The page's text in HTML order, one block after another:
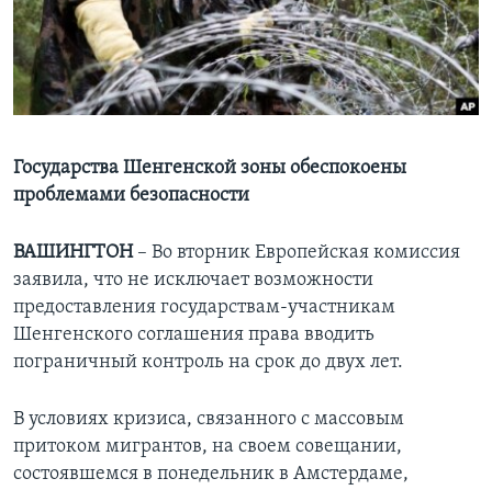
Learning English
СОЦИАЛЬНЫЕ СЕТИ
Языки
Государства Шенгенской зоны обеспокоены
проблемами безопасности
ВАШИНГТОН– Во вторник Европейская комиссия
заявила, что не исключает возможности
предоставления государствам-участникам
Шенгенского соглашения права вводить
пограничный контроль на срок до двух лет.
В условиях кризиса, связанного с массовым
притоком мигрантов, на своем совещании,
состоявшемся в понедельник в Амстердаме,